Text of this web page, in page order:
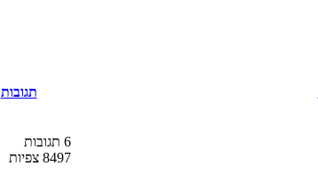
תגובות
6 תגובות
8497 צפיות